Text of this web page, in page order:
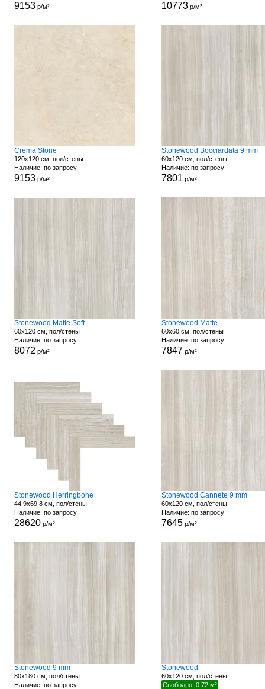
9153р/м² 10773р/м²
Crema Stone
120x120 см, пол/стены
Наличие: по запросу
9153р/м²
Stonewood Bocciardata 9 mm
60x120 см, пол/стены
Наличие: по запросу
7801 р/м²
Stonewood Matte Soft
60x120 см, пол/стены
Наличие: по запросу
8072 р/м²
Stonewood Matte
60x60 см, пол/стены
Наличие: по запросу
7847 р/м²
Stonewood Herringbone
44.9x69.8 см, пол/стены
Наличие: по запросу
28620р/м²
Stonewood Cannete 9 mm
60x120 см, пол/стены
Наличие: по запросу
7645р/м²
Stonewood 9 mm
80x180 см, пол/стены
Наличие: по запросу
Stonewood
60x120 см, пол/стены
Свободно: 0.72 м²